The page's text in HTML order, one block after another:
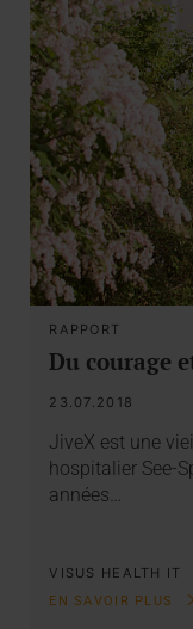
RAPPORT
Du courage
23.07.2018
JiveX est une
hospitalier See-
années…
VISUS HEALTH IT
EN SAVOIR PLUS